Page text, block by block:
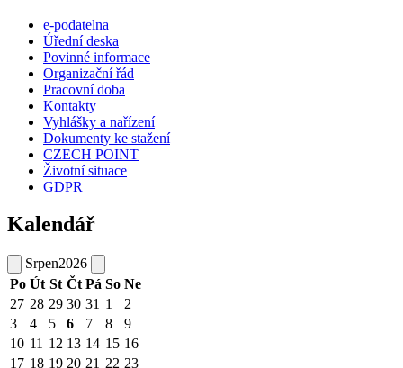
e-podatelna
Úřední deska
Povinné informace
Organizační řád
Pracovní doba
Kontakty
Vyhlášky a nařízení
Dokumenty ke stažení
CZECH POINT
Životní situace
GDPR
Kalendář
Srpen2026
Po Út St Čt Pá So Ne
27 28 29 30 31 1
2
3
4 5 6 7 8
9
10 11 12 13 14 15 16
17 18 19 20 21 22 23